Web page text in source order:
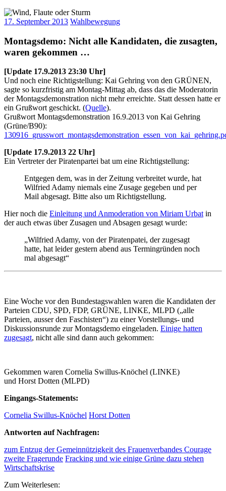
17. September 2013 Wahlbewegung
Montagsdemo: Nicht alle Kandidaten, die zusagten,
waren gekommen …
[Update 17.9.2013 23:30 Uhr]
Und noch eine Richtigstellung: Kai Gehring von den GRÜNEN,
sagte so kurzfristig am Montag-Mittag ab, dass das die Moderatorin
der Montagsdemonstration nicht mehr erreichte. Statt dessen hatte er
ein Grußwort geschickt. (Quelle).
Grußwort Montagsdemonstration 16.9.2013 von Kai Gehring
(Grüne/B90):
[Update 17.9.2013 22 Uhr]
Ein Vertreter der Piratenpartei bat um eine Richtigstellung:
Entgegen dem, was in der Zeitung verbreitet wurde, hat
Wilfried Adamy niemals eine Zusage gegeben und per
Mail abgesagt. Bitte also um Richtigstellung.
Hier noch die Einleitung und Anmoderation von Miriam Urbatin
der auch etwas über Zusagen und Absagen gesagt wurde:
„Wilfried Adamy, von der Piratenpatei, der zugesagt
hatte, hat leider gestern abend aus Termingründen noch
mal abgesagt“
Eine Woche vor den Bundestagswahlen waren die Kandidaten der
Parteien CDU, SPD, FDP, GRÜNE, LINKE, MLPD („alle
Parteien, ausser den Faschisten“) zu einer Vorstellungs- und
Diskussionsrunde zur Montagsdemo eingeladen. Einige hatten
zugesagt, nicht alle sind dann auch gekommen:
Gekommen waren Cornelia Swillus-Knöchel (LINKE)
und Horst Dotten (MLPD)
Eingangs-Statements:
Cornelia Swillus-Knöchel Horst Dotten
Antworten auf Nachfragen:
zum Entzug der Gemeinnützigkeit des Frauenverbandes Courage
zweite Fragerunde Fracking und wie einige Grüne dazu stehen
Wirtschaftskrise
Zum Weiterlesen: